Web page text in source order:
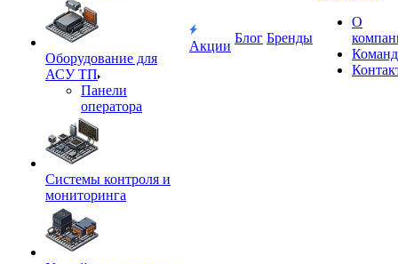
Оборудование для
АСУ ТП
Панели
оператора
Системы контроля и
мониторинга
Акции
Блог Бренды
О